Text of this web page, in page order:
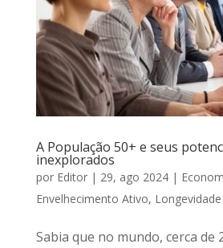
A População 50+ e seus
inexplorados
por Editor| 29, ago 2024|
Envelhecimento Ativo,
Sabia que no mundo, cerca de